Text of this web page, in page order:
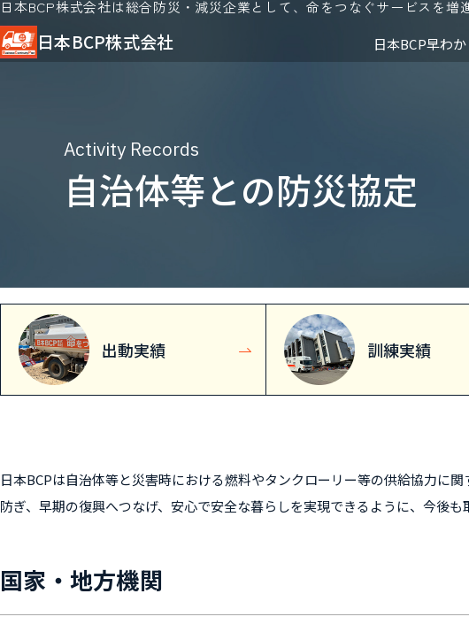
日本BCP株式会社は総合防災・減災企業として、命をつなぐサービスを増
日本BCP株式会社 日本BCP早わか
Activity Records
自治体等との防災協定
出動実績 訓練実績
日本BCPは自治体等と災害時における燃料やタンクローリー等の供給協力に
防ぎ、早期の復興へつなげ、安心で安全な暮らしを実現できるように、今後も
国家・地方機関